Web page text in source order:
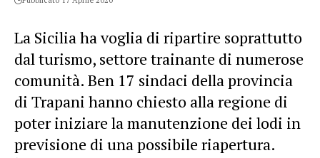
La Sicilia ha voglia di ripartire soprattutto
dal turismo, settore trainante di numerose
comunità. Ben 17 sindaci della provincia
di Trapani hanno chiesto alla regione di
poter iniziare la manutenzione dei lodi in
previsione di una possibile riapertura.